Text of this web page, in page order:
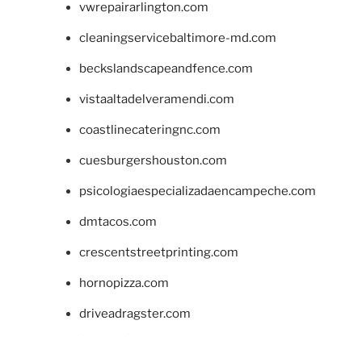
vwrepairarlington.com
cleaningservicebaltimore-md.com
beckslandscapeandfence.com
vistaaltadelveramendi.com
coastlinecateringnc.com
cuesburgershouston.com
psicologiaespecializadaencampeche.com
dmtacos.com
crescentstreetprinting.com
hornopizza.com
driveadragster.com